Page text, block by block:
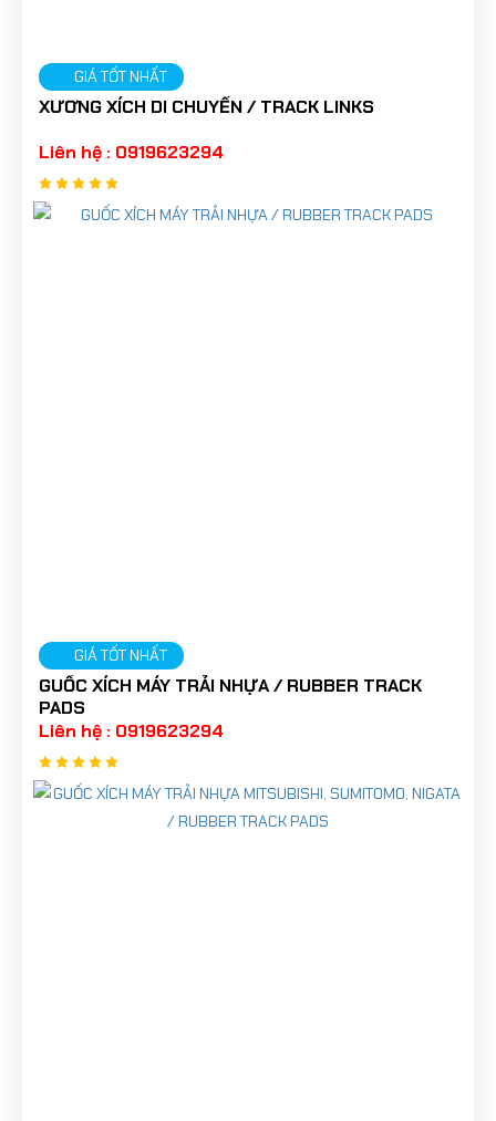
GIÁ TỐT NHẤT
XƯƠNG XÍCH DI CHUYỂN / TRACK LINKS
Liên hệ : 0919623294
GIÁ TỐT NHẤT
GUỐC XÍCH MÁY TRẢI NHỰA / RUBBER TRACK
PADS
Liên hệ : 0919623294